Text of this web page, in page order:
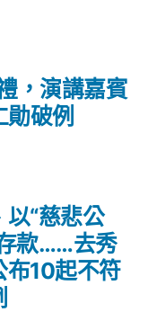
“慈悲公
款……去秀
布10起不符
，演講嘉賓
破例